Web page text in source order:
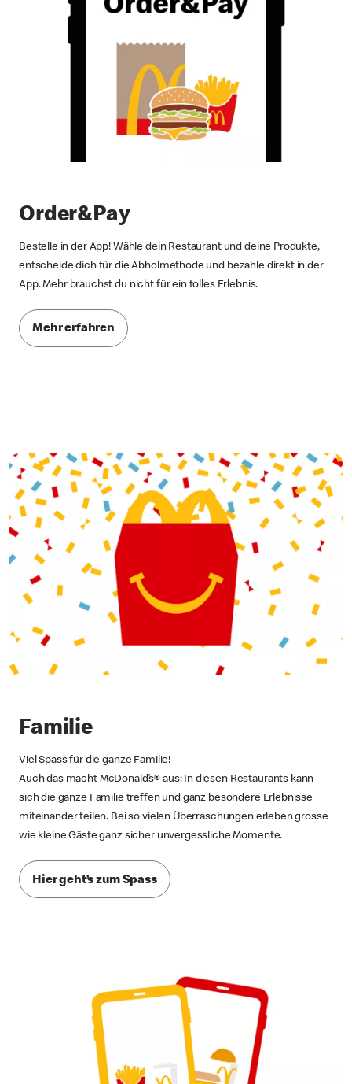
Order&Pay
Bestelle in der App! Wähle dein Restaurant und deine Produkte,
entscheide dich für die Abholmethode und bezahle direkt in der
App. Mehr brauchst du nicht für ein tolles Erlebnis.
Mehr erfahren
Familie
Viel Spass für die ganze Familie!
Auch das macht McDonald’s® aus: In diesen Restaurants kann
sich die ganze Familie treffen und ganz besondere Erlebnisse
miteinander teilen. Bei so vielen Überraschungen erleben grosse
wie kleine Gäste ganz sicher unvergessliche Momente.
Hier geht’s zum Spass